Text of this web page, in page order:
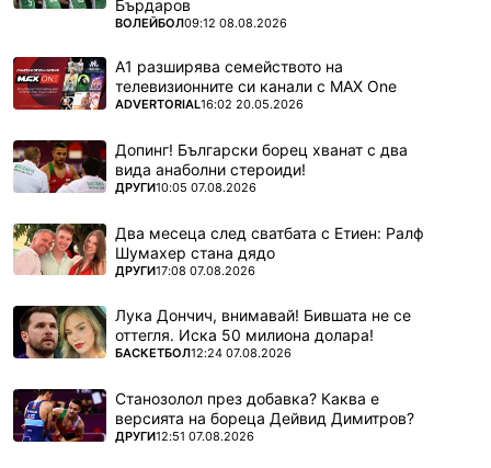
Бърдаров
ПОВЕЧЕ ОТ
ВОЛЕЙБОЛ09:12 08.08.2026
А1 разширява семейството на
телевизионните си канали с MAX One
ПОВЕЧЕ ОТ
ADVERTORIAL16:02 20.05.2026
Допинг! Български борец хванат с два
вида анаболни стероиди!
ПОВЕЧЕ ОТ
ДРУГИ10:05 07.08.2026
Два месеца след сватбата с Етиен: Ралф
Шумахер стана дядо
ПОВЕЧЕ ОТ
ДРУГИ17:08 07.08.2026
Лука Дончич, внимавай! Бившата не се
оттегля. Иска 50 милиона долара!
ПОВЕЧЕ ОТ
БАСКЕТБОЛ12:24 07.08.2026
Станозолол през добавка? Каква е
версията на бореца Дейвид Димитров?
ПОВЕЧЕ ОТ
ДРУГИ12:51 07.08.2026